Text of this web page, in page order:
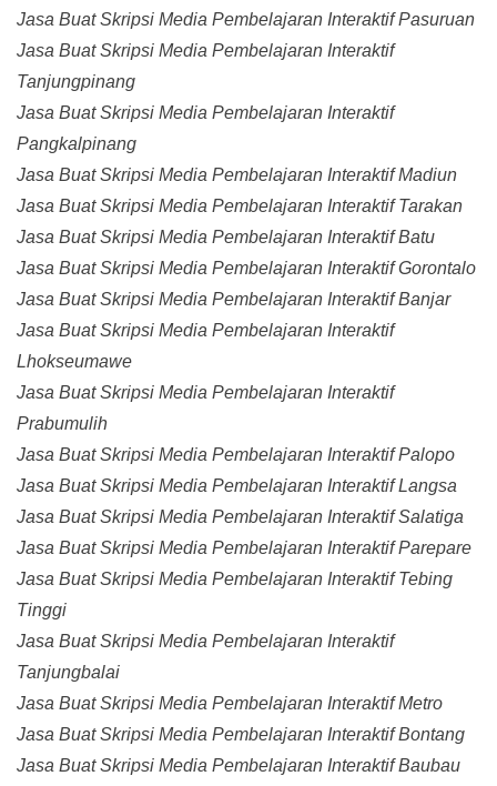
Jasa Buat Skripsi Media Pembelajaran Interaktif Pasuruan
Jasa Buat Skripsi Media Pembelajaran Interaktif
Tanjungpinang
Jasa Buat Skripsi Media Pembelajaran Interaktif
Pangkalpinang
Jasa Buat Skripsi Media Pembelajaran Interaktif Madiun
Jasa Buat Skripsi Media Pembelajaran Interaktif Tarakan
Jasa Buat Skripsi Media Pembelajaran Interaktif Batu
Jasa Buat Skripsi Media Pembelajaran Interaktif Gorontalo
Jasa Buat Skripsi Media Pembelajaran Interaktif Banjar
Jasa Buat Skripsi Media Pembelajaran Interaktif
Lhokseumawe
Jasa Buat Skripsi Media Pembelajaran Interaktif
Prabumulih
Jasa Buat Skripsi Media Pembelajaran Interaktif Palopo
Jasa Buat Skripsi Media Pembelajaran Interaktif Langsa
Jasa Buat Skripsi Media Pembelajaran Interaktif Salatiga
Jasa Buat Skripsi Media Pembelajaran Interaktif Parepare
Jasa Buat Skripsi Media Pembelajaran Interaktif Tebing
Tinggi
Jasa Buat Skripsi Media Pembelajaran Interaktif
Tanjungbalai
Jasa Buat Skripsi Media Pembelajaran Interaktif Metro
Jasa Buat Skripsi Media Pembelajaran Interaktif Bontang
Jasa Buat Skripsi Media Pembelajaran Interaktif Baubau